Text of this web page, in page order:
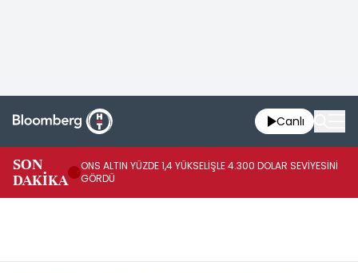
Canlı
SON
DAKİKA
ONS ALTIN YÜZDE 1,4 YÜKSELİŞLE 4.300 DOLAR SEVİYESİNİ
GÖRDÜ